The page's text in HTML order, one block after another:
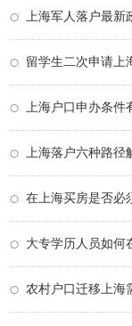
上海军人落户最
留学生二次申请上
上海户口申办条
上海落户六种路
在上海买房是否必
大专学历人员如何
农村户口迁移上海